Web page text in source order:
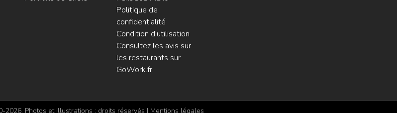
Politique de
confidentialité
Condition d'utilisation
Consultez les avis sur
les restaurants sur
GoWork.fr
2026. Photos et illustrations : droits réservés | Mentions légales